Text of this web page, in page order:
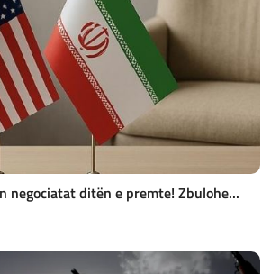
negociatat ditën e premte! Zbulohe...